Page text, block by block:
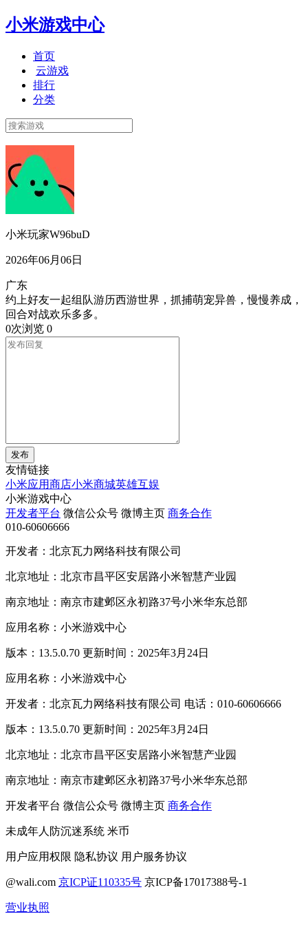
小米游戏中心
首页
云游戏
排行
分类
小米玩家W96buD
2026年06月06日
广东
约上好友一起组队游历西游世界，抓捕萌宠异兽，慢慢养成，
回合对战欢乐多多。
0次浏览 0
发布
友情链接
小米应用商店小米商城英雄互娱
小米游戏中心
开发者平台 微信公众号 微博主页 商务合作
010-60606666
开发者：北京瓦力网络科技有限公司
北京地址：北京市昌平区安居路小米智慧产业园
南京地址：南京市建邺区永初路37号小米华东总部
应用名称：小米游戏中心
版本：13.5.0.70 更新时间：2025年3月24日
应用名称：小米游戏中心
开发者：北京瓦力网络科技有限公司 电话：010-60606666
版本：13.5.0.70 更新时间：2025年3月24日
北京地址：北京市昌平区安居路小米智慧产业园
南京地址：南京市建邺区永初路37号小米华东总部
开发者平台 微信公众号 微博主页 商务合作
未成年人防沉迷系统 米币
用户应用权限 隐私协议 用户服务协议
@wali.com 京ICP证110335号 京ICP备17017388号-1
营业执照